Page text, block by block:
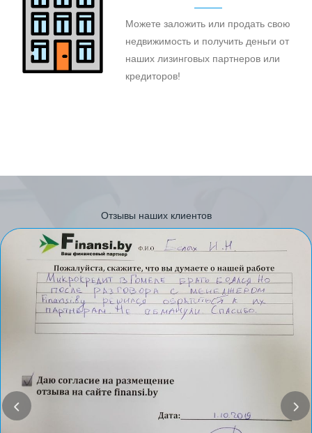
Можете заложить или продать свою
недвижимость и получить деньги от
наших лизинговых партнеров или
кредиторов!
Отзывы наших клиентов